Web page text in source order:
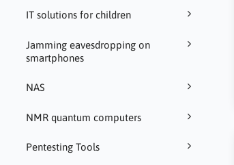
IT solutions for children
Jamming eavesdropping on
smartphones
NAS
NMR quantum computers
Pentesting Tools